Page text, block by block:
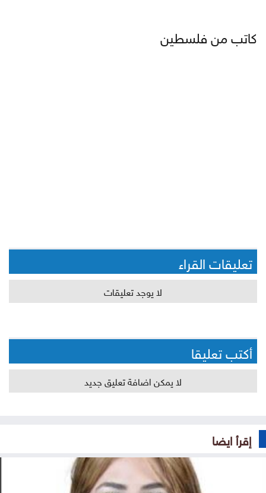
كاتب من فلسطين
تعليقات القراء
لا يوجد تعليقات
أكتب تعليقا
لا يمكن اضافة تعليق جديد
إقرأ ايضا